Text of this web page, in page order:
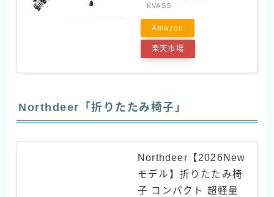
KVASS
Amazon
楽天市場
Northdeer「折りたたみ椅子」
Northdeer【2026New
モデル】折りたたみ椅
子 コンパクト 超軽量